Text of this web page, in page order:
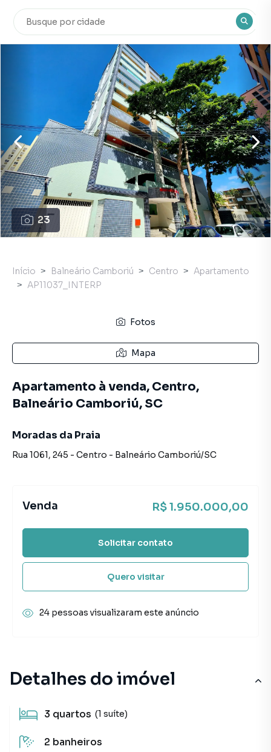
23
Detalhes do imóvel
3 quartos (1 suíte)
2 banheiros
Início Balneário Camboriú Centro
Apartamento
AP11037_INTERP
Fotos
Mapa
Apartamento à venda, Centro,
Balneário Camboriú, SC
Moradas da Praia
Rua 1061, 245 - Centro - Balneário Camboriú/SC
Venda R$ 1.950.000,00
Solicitar contato
Quero visitar
24 pessoas visualizaram este anúncio